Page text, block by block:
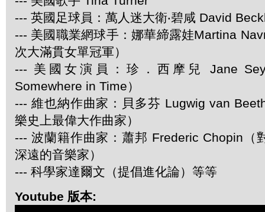
--- 英國足球員：萬人迷大衛‧碧咸 David
--- 美國職業網球手：娜華締露娃Martina
次大滿貫女單冠軍）
--- 美國女演員：珍．西摩兒 Jane
Somewhere in Time）
--- 維也納作曲家：貝多芬 Lugwig van
樂史上最偉大作曲家）
--- 波蘭籍作曲家：蕭邦 Frederic Chopin（
深遠的音樂家）
--- 科學家達爾文（提倡進化論）等等
Youtube 版本: